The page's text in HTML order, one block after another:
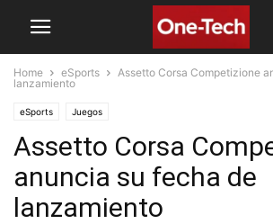
Home eSports
Assetto Corsa Competizione
lanzamiento
eSports Juegos
Assetto Corsa
anuncia su fecha de
lanzamiento